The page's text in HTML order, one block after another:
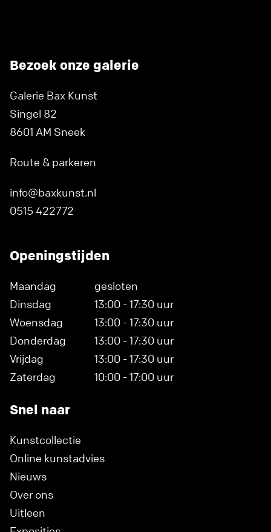
Bezoek onze galerie
Galerie Bax Kunst
Singel 82
8601 AM Sneek
Route & parkeren
info@baxkunst.nl
0515 422772
Openingstijden
Maandag
gesloten
Dinsdag
13:00 - 17:30 uur
Woensdag
13:00 - 17:30 uur
Donderdag
13:00 - 17:30 uur
Vrijdag
13:00 - 17:30 uur
Zaterdag
10:00 - 17:00 uur
Snel naar
Kunstcollectie
Online kunstadvies
Nieuws
Over ons
Uitleen